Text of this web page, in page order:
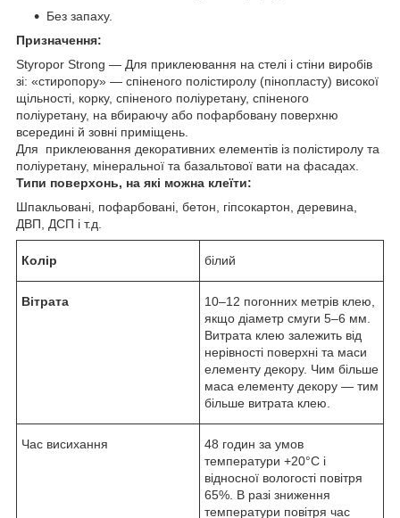
Без запаху.
Призначення:
Styropor Strong — Для приклеювання на стелі і стіни виробів
зі: «стиропору» — спіненого полістиролу (пінопласту) високої
щільності, корку, спіненого поліуретану, спіненого
поліуретану, на вбираючу або пофарбовану поверхню
всередині й зовні приміщень.
Для приклеювання декоративних елементів із полістиролу та
поліуретану, мінеральної та базальтової вати на фасадах.
Типи поверхонь, на якi можна клеїти:
Шпакльовані, пофарбовані, бетон, гіпсокартон, деревина,
ДВП, ДСП і т.д.
Колір білий
Вітрата
10–12 погонних метрів клею,
якщо діаметр смуги 5–6 мм.
Витрата клею залежить від
нерівності поверхні та маси
елементу декору. Чим більше
маса елементу декору — тим
більше витрата клею.
Час висихання
48 годин за умов
температури +20°С і
відносної вологості повітря
65%. В разі зниження
температури повітря час